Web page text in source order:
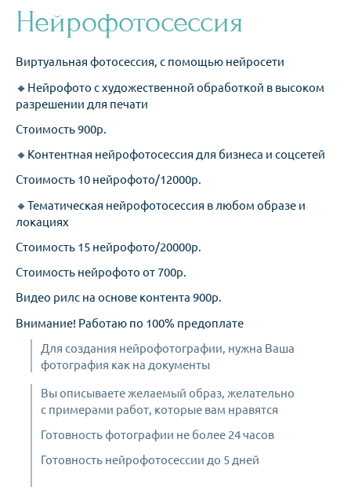
Нейрофотосессия
Виртуальная фотосессия, с помощью нейросети
🔸Нейрофото с художественной обработкой в высоком
разрешении для печати
Стоимость 900р.
🔸Контентная нейрофотосессия для бизнеса и соцсетей
Стоимость 10 нейрофото/12000р.
🔸Тематическая нейрофотосессия в любом образе и
локациях
Стоимость 15 нейрофото/20000р.
Стоимость нейрофото от 700р.
Видео рилс на основе контента 900р.
Внимание! Работаю по 100% предоплате
Для создания нейрофотографии, нужна Ваша
фотография как на документы
Вы описываете желаемый образ, желательно
с примерами работ, которые вам нравятся
Готовность фотографии не более 24 часов
Готовность нейрофотосессии до 5 дней